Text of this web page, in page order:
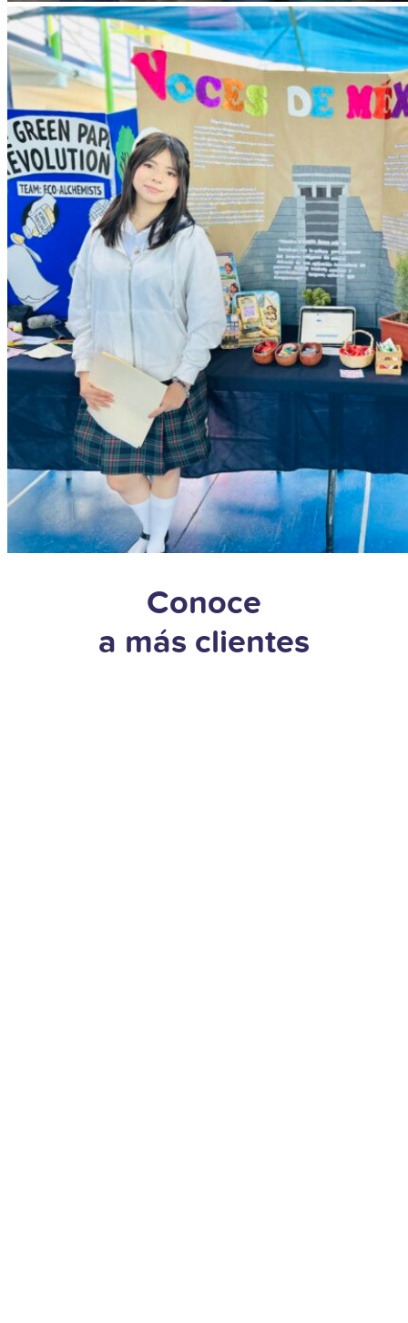
Conoce
a más clientes